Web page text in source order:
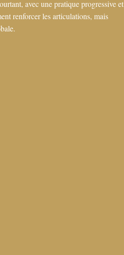
avec une pratique progressive et
renforcer les articulations, mais